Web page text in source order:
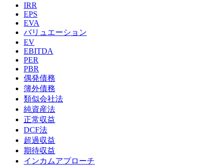
IRR
EPS
EVA
バリュエーション
EV
EBITDA
PER
PBR
偶発債務
簿外債務
類似会社法
純資産法
正常収益
DCF法
超過収益
期待収益
インカムアプローチ